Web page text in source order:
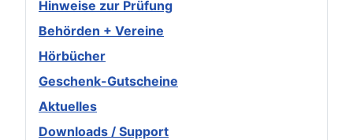
Hinweise zur Prüfung
Behörden + Vereine
Hörbücher
Geschenk-Gutscheine
Aktuelles
Downloads / Support